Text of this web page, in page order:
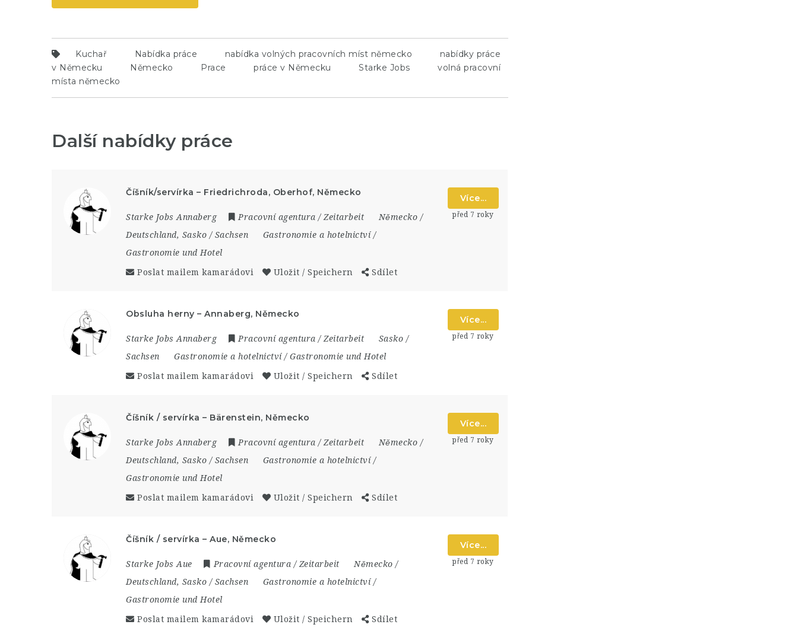
Kuchař Nabídka práce nabídka volných pracovních míst německo
nabídky práce
v Německu
Německo Prace práce v Německu Starke Jobs
volná pracovní
místa německo
Další nabídky práce
Číšník/servírka – Friedrichroda, Oberhof, Německo
Starke Jobs Annaberg Pracovní agentura / Zeitarbeit
Německo /
Deutschland, Sasko / Sachsen
Gastronomie a hotelnictví /
Gastronomie und Hotel
Poslat mailem kamarádovi Uložit / Speichern Sdílet
Více...
před 7 roky
Obsluha herny – Annaberg, Německo
Starke Jobs Annaberg Pracovní agentura / Zeitarbeit
Sasko /
Sachsen
Gastronomie a hotelnictví / Gastronomie und Hotel
Poslat mailem kamarádovi Uložit / Speichern Sdílet
Více...
před 7 roky
Číšník / servírka – Bärenstein, Německo
Starke Jobs Annaberg Pracovní agentura / Zeitarbeit
Německo /
Deutschland, Sasko / Sachsen
Gastronomie a hotelnictví /
Gastronomie und Hotel
Poslat mailem kamarádovi Uložit / Speichern Sdílet
Více...
před 7 roky
Číšník / servírka – Aue, Německo
Starke Jobs Aue Pracovní agentura / Zeitarbeit
Německo /
Deutschland, Sasko / Sachsen
Gastronomie a hotelnictví /
Gastronomie und Hotel
Poslat mailem kamarádovi Uložit / Speichern Sdílet
Více...
před 7 roky